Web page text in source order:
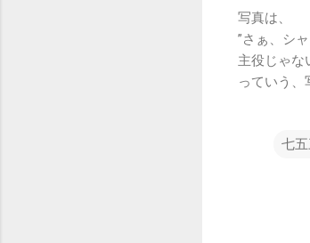
写真は、
”さぁ、シ
主役じゃな
っていう、
七